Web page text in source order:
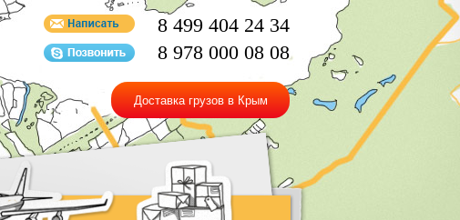
8 499 404 24 34
8 978 000 08 08
Доставка грузов в Крым